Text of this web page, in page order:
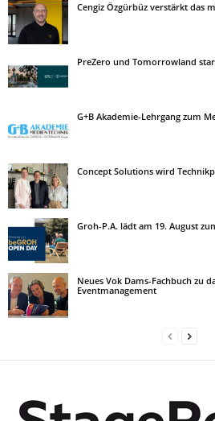
Cengiz Özgürbüz verstärkt das
PreZero und Tomorrowland
G+B Akademie-Lehrgang zum
Concept Solutions wird
Groh-P.A. lädt am 19. August
Neues Vok Dams-Fachbuch zu
Eventmanagement